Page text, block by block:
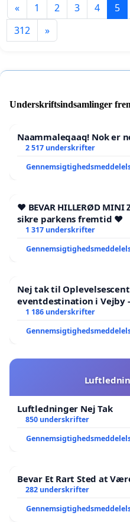
« 1 2 3 4 5
312
»
Underskriftsindsamlinger
Naammaleqaaq! Nok er
2 517 underskrifter
❤️ BEVAR HILLERØD
sikre parkens fremtid ❤️
1 317 underskrifter
Nej tak til
eventdestination i Vejby
lokalområde i balance
1 186 underskrifter
Luftledninger Nej Tak
850 underskrifter
Bevar Et Rart Sted at
282 underskrifter